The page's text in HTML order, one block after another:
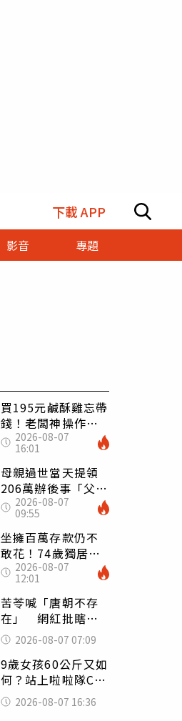
下載 APP
影音 專題
買195元鹹酥雞忘帶
錢！老闆神操作
「倒找5元」 全網
看哭：這就是台灣
2026-08-07
16:01
母親過世當天提領
206萬辦後事「父子
遭判刑」 律師：
搶錢先下手是罪
2026-08-07
09:55
坐擁百萬存款仍不
敢花！74歲獨居翁
「1餐只吃1片吐
司」 半年後暴瘦
嚇壞女兒
2026-08-07
12:01
苦苓喊「唐朝不存
在」 網紅批瞎編
歷史：李白、杜甫
用鮮卑文寫詩？
2026-08-07 07:09
9歲女孩60公斤又如
何？站上啦啦隊C位
驚艷全場 千萬網
友被圈粉
2026-08-07 16:36